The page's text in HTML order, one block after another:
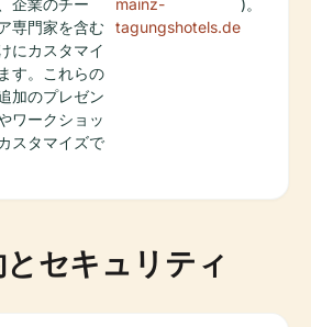
企業のチー
専門家を含む
にカスタマイ
す。これらの
加のプレゼン
ワークショッ
スタマイズで
mainz-
tagungshotels.de
)。
セキュリティ